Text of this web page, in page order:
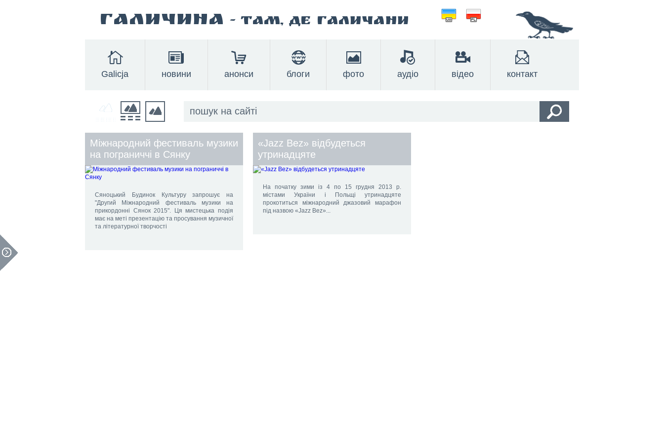
Галичина - там, де Галичани
Galicja новини анонси блоги фото аудіо відео контакт
Міжнародний фестиваль музики
на пограниччі в Сянку
Сяноцький Будинок Культуру запрошує на
"Другий Міжнародний фестиваль музики на
прикордонні Сянок 2015". Ця мистецька подія
має на меті презентацію та просування музичної
та літературної творчості
«Jazz Bez» відбудеться
утринадцяте
На початку зими із 4 по 15 грудня 2013 р.
містами України і Польщі утринадцяте
прокотиться міжнародний джазовий марафон
під назвою «Jazz Bez»...